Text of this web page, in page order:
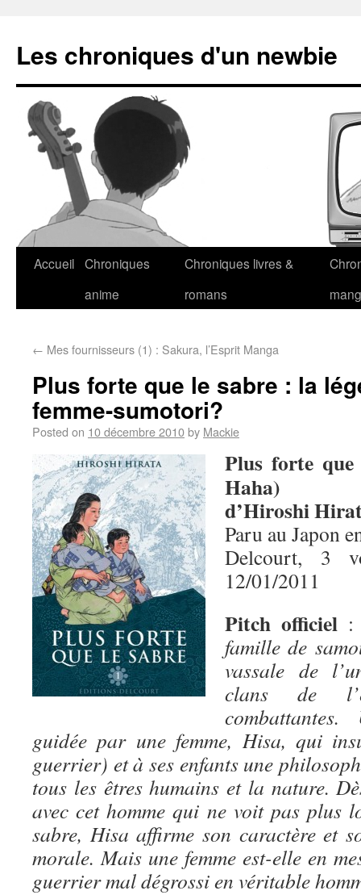
Les chroniques d'un newbie
Accueil Chroniques
anime
Chroniques livres &
romans
← Mes fournisseurs (1) : Sakura, l’Esprit Manga
Plus forte que le sabre : la
femme-sumotori?
Posted on 10 décembre 2010by Mackie
Plus forte
Haha)
d’Hiroshi
Paru au Japon
Delcourt, 3
12/01/2011
Pitch officiel
famille de
vassale de
clans de
guidée par une femme, Hisa, qui
guerrier) et à ses enfants une
tous les êtres humains et la nature.
avec cet homme qui ne voit pas plus
sabre, Hisa affirme son caractère et
morale. Mais une femme est-elle en
guerrier mal dégrossi en véritable